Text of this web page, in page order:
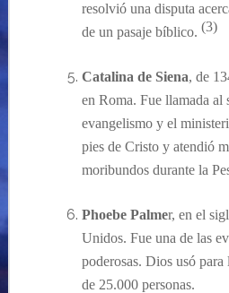
resolvió una disputa
de un pasaje bíblico. (3)
Catalina de Siena, de
en Roma. Fue llamada al
evangelismo y el
pies de Cristo y atendió
moribundos durante la
Phoebe Palmer, en el
Unidos. Fue una de las
poderosas. Dios usó
de 25.000 personas.